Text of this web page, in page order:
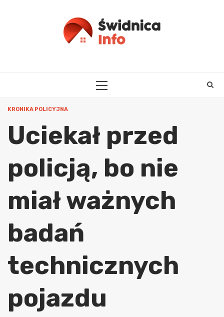
PRIMARY
KRONIKA POLICYJNA
Uciekał przed
policją, bo nie
miał ważnych
badań
technicznych
pojazdu